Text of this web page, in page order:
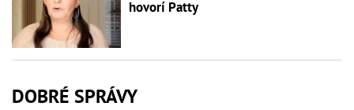
hovorí Patty
DOBRÉ SPRÁVY